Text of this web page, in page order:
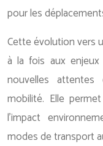
pour les
Cette évolution vers
à la fois aux
nouvelles
mobilité. Elle
l’impact
modes de transport